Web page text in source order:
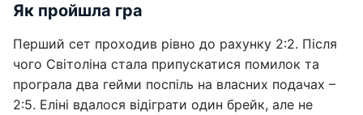
Як пройшла гра
Перший сет проходив рівно до рахунку 2:2. Після
чого Світоліна стала припускатися помилок та
програла два гейми поспіль на власних подачах –
2:5. Еліні вдалося відіграти один брейк, але не